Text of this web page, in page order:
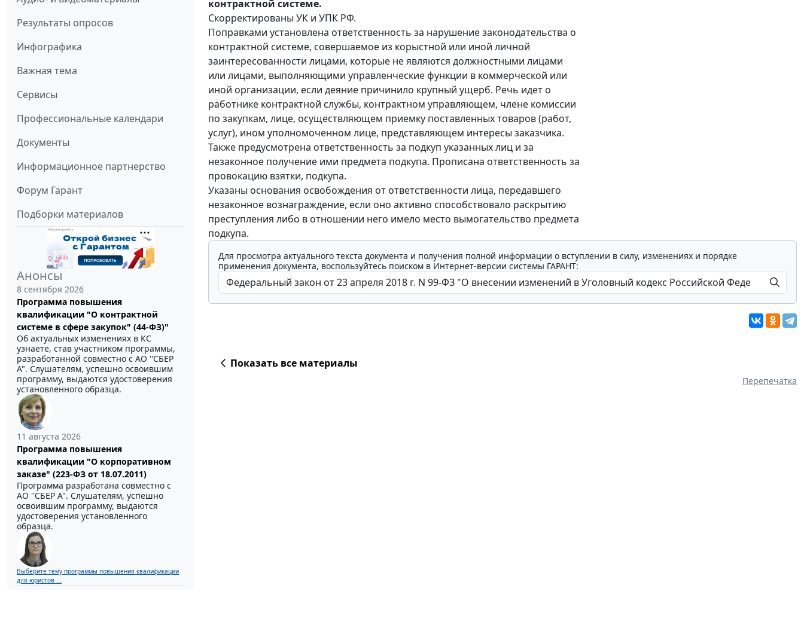
Результаты опросов
Инфографика
Важная тема
Сервисы
Профессиональные календари
Документы
Информационное партнерство
Форум Гарант
Подборки материалов
Анонсы
8 сентября 2026
Программа повышения
квалификации "О контрактной
системе в сфере закупок" (44-ФЗ)"
Об актуальных изменениях в КС
узнаете, став участником программы,
разработанной совместно с АО ''СБЕР
А". Слушателям, успешно освоившим
программу, выдаются удостоверения
установленного образца.
11 августа 2026
Программа повышения
квалификации "О корпоративном
заказе" (223-ФЗ от 18.07.2011)
Программа разработана совместно с
АО ''СБЕР А". Слушателям, успешно
освоившим программу, выдаются
удостоверения установленного
образца.
Выберите тему программы повышения квалификации
для юристов ...
контрактной системе.
Скорректированы УК и УПК РФ.
Поправками установлена ответственность за нарушение законодательства о
контрактной системе, совершаемое из корыстной или иной личной
заинтересованности лицами, которые не являются должностными лицами
или лицами, выполняющими управленческие функции в коммерческой или
иной организации, если деяние причинило крупный ущерб. Речь идет о
работнике контрактной службы, контрактном управляющем, члене комиссии
по закупкам, лице, осуществляющем приемку поставленных товаров (работ,
услуг), ином уполномоченном лице, представляющем интересы заказчика.
Также предусмотрена ответственность за подкуп указанных лиц и за
незаконное получение ими предмета подкупа. Прописана ответственность за
провокацию взятки, подкупа.
Указаны основания освобождения от ответственности лица, передавшего
незаконное вознаграждение, если оно активно способствовало раскрытию
преступления либо в отношении него имело место вымогательство предмета
подкупа.
Для просмотра актуального текста документа и получения полной информации о вступлении в силу, изменениях и порядке
применения документа, воспользуйтесь поиском в Интернет-версии системы ГАРАНТ:
Показать все материалы
Перепечатка